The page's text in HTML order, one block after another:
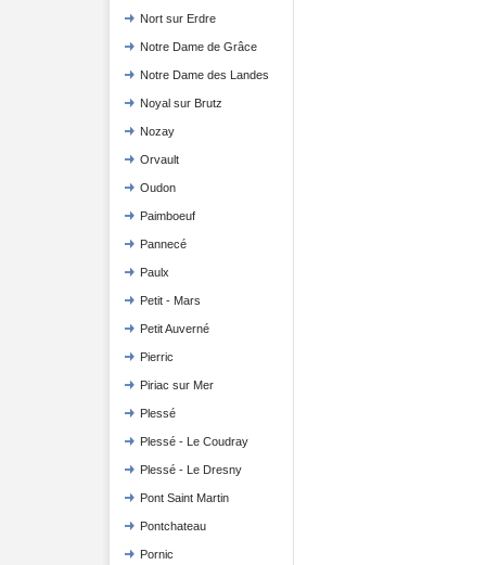
Nort sur Erdre
Notre Dame de Grâce
Notre Dame des Landes
Noyal sur Brutz
Nozay
Orvault
Oudon
Paimboeuf
Pannecé
Paulx
Petit - Mars
Petit Auverné
Pierric
Piriac sur Mer
Plessé
Plessé - Le Coudray
Plessé - Le Dresny
Pont Saint Martin
Pontchateau
Pornic